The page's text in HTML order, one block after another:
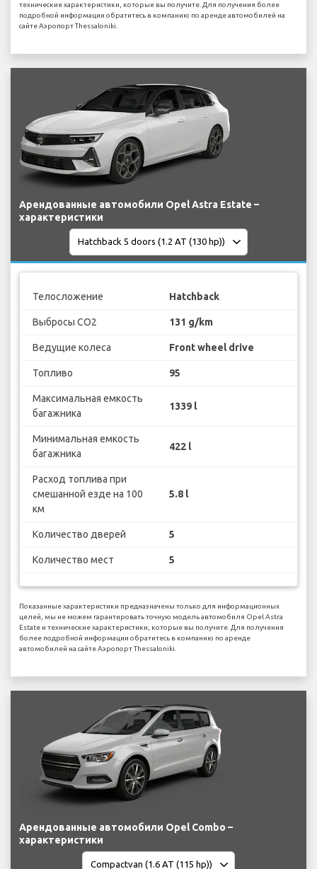
технические характеристики, которые вы получите. Для получения более
подробной информации обратитесь в компанию по аренде автомобилей на
сайте Аэропорт Thessaloniki.
Арендованные автомобили Opel Astra Estate –
характеристики
Телосложение Hatchback
Выбросы CO2 131 g/km
Ведущие колеса Front wheel drive
Топливо 95
Максимальная емкость
багажника
1339 l
Минимальная емкость
багажника
422 l
Расход топлива при
смешанной езде на 100
км
5.8 l
Количество дверей 5
Количество мест 5
Показанные характеристики предназначены только для информационных
целей, мы не можем гарантировать точную модель автомобиля Opel Astra
Estate и технические характеристики, которые вы получите. Для получения
более подробной информации обратитесь в компанию по аренде
автомобилей на сайте Аэропорт Thessaloniki.
Арендованные автомобили Opel Combo –
характеристики